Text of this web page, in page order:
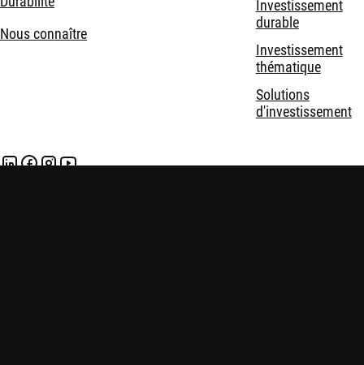
Nous connaître
Investissement
durable
Investissement
thématique
Solutions
d'investissement